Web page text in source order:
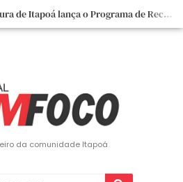
📣📣 A Prefeitura de Itapoá lança o Programa de Recuperação Fiscal (REFIS).
📢 Empreendedor do turismo, esta oportunidade é para você! Itapoá – SC.
da comunidade Itapoá